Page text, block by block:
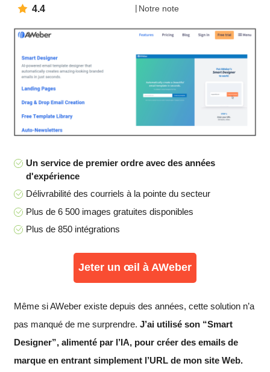
4.4 Notre note
Un service de premier ordre avec des années
d'expérience
Délivrabilité des courriels à la pointe du secteur
Plus de 6 500 images gratuites disponibles
Plus de 850 intégrations
Jeter un œil à AWeber
Même si AWeber existe depuis des années, cette solution n’a
pas manqué de me surprendre. J’ai utilisé son “Smart
Designer”, alimenté par l’IA, pour créer des emails de
marque en entrant simplement l’URL de mon site Web.